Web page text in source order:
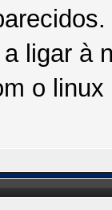
ligar à
o